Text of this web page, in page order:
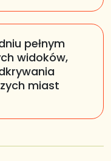
pełnym
widoków,
miast